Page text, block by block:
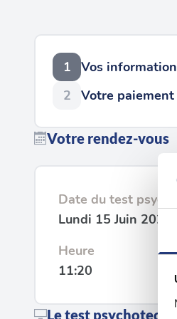
1
Vos
2
Votre paiement
Votre rendez-vous
Date du test
Lundi 15 Juin 2026
Heure
11:20
Le test